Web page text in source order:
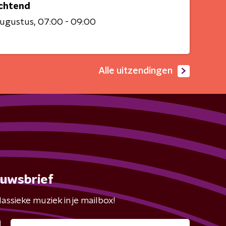
07:00 - 09:00
Alle uitzendingen
muziek in je mailbox!